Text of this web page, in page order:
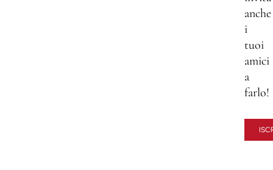
anche
i
tuoi
amici
a
farlo!